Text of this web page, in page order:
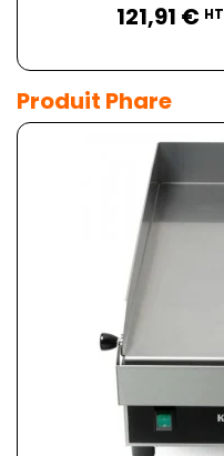
121,91 € HT
Produit Phare